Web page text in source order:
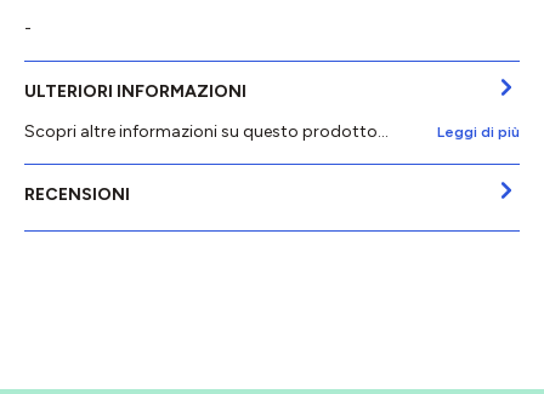
-
ULTERIORI INFORMAZIONI
Scopri altre informazioni su questo prodotto...
Leggi di più
RECENSIONI